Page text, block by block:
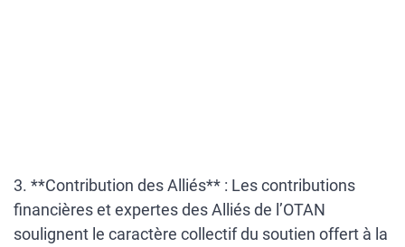
3. **Contribution des Alliés** : Les contributions
financières et expertes des Alliés de l’OTAN
soulignent le caractère collectif du soutien offert à la